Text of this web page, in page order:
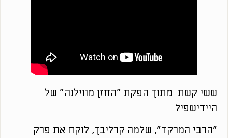
ששי קשת מתוך הפקת "החזן מווילנה" של
היידישפיל
"הרבי המרקד", שלמה קרליבך, לוקח את פרק